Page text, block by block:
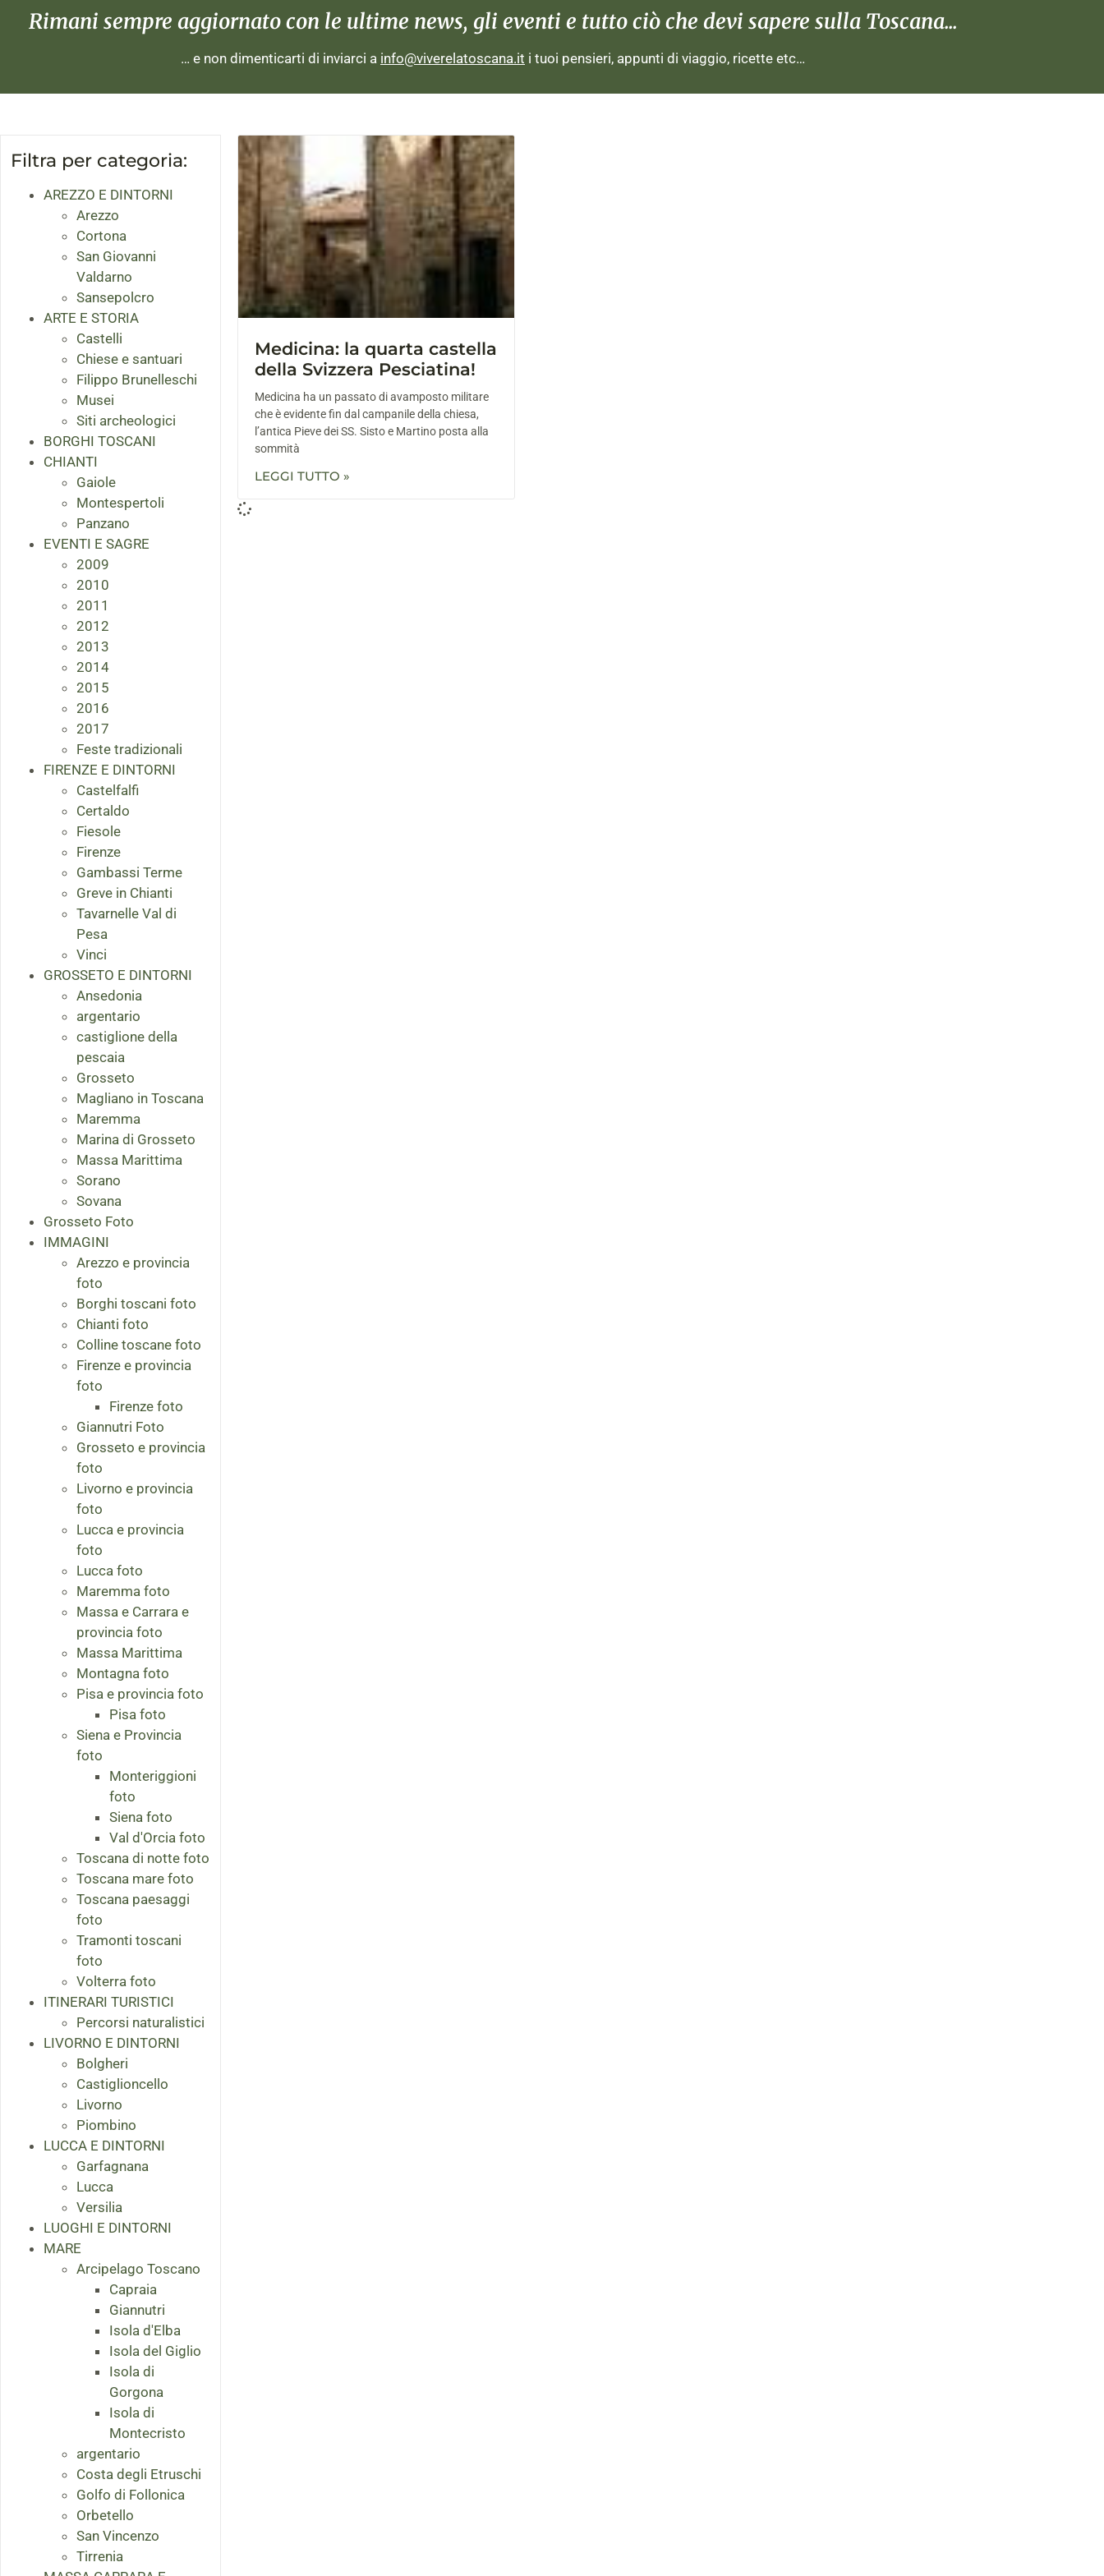
Rimani sempre aggiornato con le ultime news, gli eventi e tutto ciò che devi sapere sulla Toscana...
… e non dimenticarti di inviarci a info@viverelatoscana.it i tuoi pensieri, appunti di viaggio, ricette etc…
Filtra per categoria:
AREZZO E DINTORNI
Arezzo
Cortona
San Giovanni
Valdarno
Sansepolcro
ARTE E STORIA
Castelli
Chiese e santuari
Filippo Brunelleschi
Musei
Siti archeologici
BORGHI TOSCANI
CHIANTI
Gaiole
Montespertoli
Panzano
EVENTI E SAGRE
2009
2010
2011
2012
2013
2014
2015
2016
2017
Feste tradizionali
FIRENZE E DINTORNI
Castelfalfi
Certaldo
Fiesole
Firenze
Gambassi Terme
Greve in Chianti
Tavarnelle Val di
Pesa
Vinci
GROSSETO E DINTORNI
Ansedonia
argentario
castiglione della
pescaia
Grosseto
Magliano in Toscana
Maremma
Marina di Grosseto
Massa Marittima
Sorano
Sovana
Grosseto Foto
IMMAGINI
Arezzo e provincia
foto
Borghi toscani foto
Chianti foto
Colline toscane foto
Firenze e provincia
foto
Firenze foto
Giannutri Foto
Grosseto e provincia
foto
Livorno e provincia
foto
Lucca e provincia
foto
Lucca foto
Maremma foto
Massa e Carrara e
provincia foto
Massa Marittima
Montagna foto
Pisa e provincia foto
Pisa foto
Siena e Provincia
foto
Monteriggioni
foto
Siena foto
Val d'Orcia foto
Toscana di notte foto
Toscana mare foto
Toscana paesaggi
foto
Tramonti toscani
foto
Volterra foto
ITINERARI TURISTICI
Percorsi naturalistici
LIVORNO E DINTORNI
Bolgheri
Castiglioncello
Livorno
Piombino
LUCCA E DINTORNI
Garfagnana
Lucca
Versilia
LUOGHI E DINTORNI
MARE
Arcipelago Toscano
Capraia
Giannutri
Isola d'Elba
Isola del Giglio
Isola di
Gorgona
Isola di
Montecristo
argentario
Costa degli Etruschi
Golfo di Follonica
Orbetello
San Vincenzo
Tirrenia
Medicina: la quarta castella
della Svizzera Pesciatina!
Medicina ha un passato di avamposto militare
che è evidente fin dal campanile della chiesa,
l’antica Pieve dei SS. Sisto e Martino posta alla
sommità
LEGGI TUTTO »